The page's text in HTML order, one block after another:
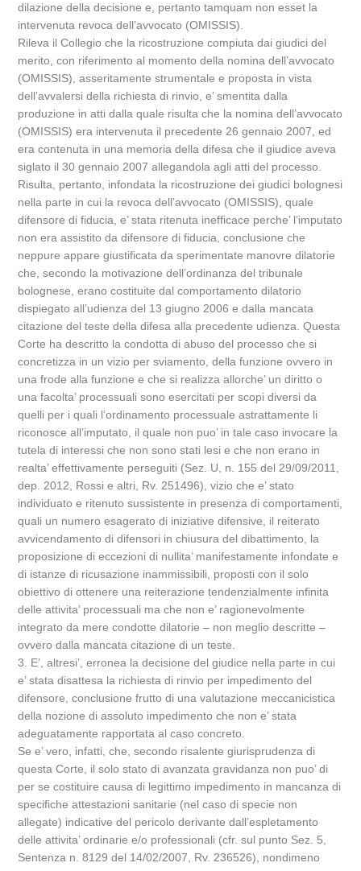
dilazione della decisione e, pertanto tamquam non esset la
intervenuta revoca dell’avvocato (OMISSIS).
Rileva il Collegio che la ricostruzione compiuta dai giudici del
merito, con riferimento al momento della nomina dell’avvocato
(OMISSIS), asseritamente strumentale e proposta in vista
dell’avvalersi della richiesta di rinvio, e’ smentita dalla
produzione in atti dalla quale risulta che la nomina dell’avvocato
(OMISSIS) era intervenuta il precedente 26 gennaio 2007, ed
era contenuta in una memoria della difesa che il giudice aveva
siglato il 30 gennaio 2007 allegandola agli atti del processo.
Risulta, pertanto, infondata la ricostruzione dei giudici bolognesi
nella parte in cui la revoca dell’avvocato (OMISSIS), quale
difensore di fiducia, e’ stata ritenuta inefficace perche’ l’imputato
non era assistito da difensore di fiducia, conclusione che
neppure appare giustificata da sperimentate manovre dilatorie
che, secondo la motivazione dell’ordinanza del tribunale
bolognese, erano costituite dal comportamento dilatorio
dispiegato all’udienza del 13 giugno 2006 e dalla mancata
citazione del teste della difesa alla precedente udienza. Questa
Corte ha descritto la condotta di abuso del processo che si
concretizza in un vizio per sviamento, della funzione ovvero in
una frode alla funzione e che si realizza allorche’ un diritto o
una facolta’ processuali sono esercitati per scopi diversi da
quelli per i quali l’ordinamento processuale astrattamente li
riconosce all’imputato, il quale non puo’ in tale caso invocare la
tutela di interessi che non sono stati lesi e che non erano in
realta’ effettivamente perseguiti (Sez. U, n. 155 del 29/09/2011,
dep. 2012, Rossi e altri, Rv. 251496), vizio che e’ stato
individuato e ritenuto sussistente in presenza di comportamenti,
quali un numero esagerato di iniziative difensive, il reiterato
avvicendamento di difensori in chiusura del dibattimento, la
proposizione di eccezioni di nullita’ manifestamente infondate e
di istanze di ricusazione inammissibili, proposti con il solo
obiettivo di ottenere una reiterazione tendenzialmente infinita
delle attivita’ processuali ma che non e’ ragionevolmente
integrato da mere condotte dilatorie – non meglio descritte –
ovvero dalla mancata citazione di un teste.
3. E’, altresi’, erronea la decisione del giudice nella parte in cui
e’ stata disattesa la richiesta di rinvio per impedimento del
difensore, conclusione frutto di una valutazione meccanicistica
della nozione di assoluto impedimento che non e’ stata
adeguatamente rapportata al caso concreto.
Se e’ vero, infatti, che, secondo risalente giurisprudenza di
questa Corte, il solo stato di avanzata gravidanza non puo’ di
per se costituire causa di legittimo impedimento in mancanza di
specifiche attestazioni sanitarie (nel caso di specie non
allegate) indicative del pericolo derivante dall’espletamento
delle attivita’ ordinarie e/o professionali (cfr. sul punto Sez. 5,
Sentenza n. 8129 del 14/02/2007, Rv. 236526), nondimeno